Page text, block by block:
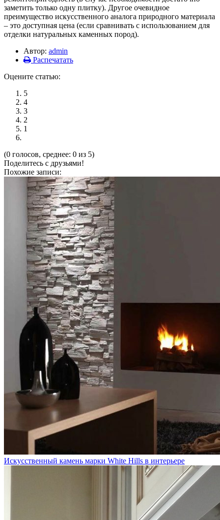
заметить только одну плитку). Другое очевидное
преимущество искусственного аналога природного материала
– это доступная цена (если сравнивать с использованием для
отделки натуральных каменных пород).
Автор: admin
Распечатать
Оцените статью:
5
4
3
2
1
(0 голосов, среднее: 0 из 5)
Поделитесь с друзьями!
Похожие записи:
Искусственный камень марки White Hills в интерьере